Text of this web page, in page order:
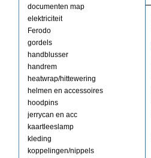
documenten map
elektriciteit
Ferodo
gordels
handblusser
handrem
heatwrap/hittewering
helmen en accessoires
hoodpins
jerrycan en acc
kaartleeslamp
kleding
koppelingen/nippels